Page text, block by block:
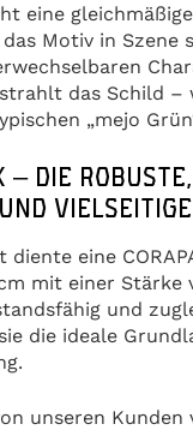
eine
Motiv in Szene
das Schild –
„mejo
– DIE ROBUSTE,
diente eine
mit einer Stärke
und
die ideale
unseren